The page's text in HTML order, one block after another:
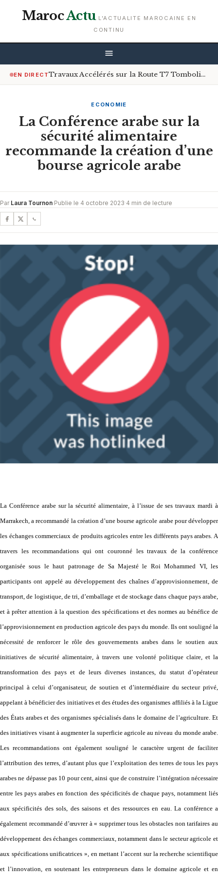
MarocActu L'ACTUALITE MAROCAINE EN
CONTINU
EN DIRECT Travaux Accélérés sur la Route T7 Tombolia à Conakry : Un Soulagement Après des Années de Galère
ECONOMIE
La Conférence arabe sur la
sécurité alimentaire
recommande la création d’une
bourse agricole arabe
Par Laura Tournon·Publie le 4 octobre 2023·4 min de lecture
La Conférence arabe sur la sécurité alimentaire, à l’issue de ses travaux mardi à
Marrakech, a recommandé la création d’une bourse agricole arabe pour développer
les échanges commerciaux de produits agricoles entre les différents pays arabes. A
travers les recommandations qui ont couronné les travaux de la conférence
organisée sous le haut patronage de Sa Majesté le Roi Mohammed VI, les
participants ont appelé au développement des chaînes d’approvisionnement, de
transport, de logistique, de tri, d’emballage et de stockage dans chaque pays arabe,
et à prêter attention à la question des spécifications et des normes au bénéfice de
l’approvisionnement en production agricole des pays du monde. Ils ont souligné la
nécessité de renforcer le rôle des gouvernements arabes dans le soutien aux
initiatives de sécurité alimentaire, à travers une volonté politique claire, et la
transformation des pays et de leurs diverses instances, du statut d’opérateur
principal à celui d’organisateur, de soutien et d’intermédiaire du secteur privé,
appelant à bénéficier des initiatives et des études des organismes affiliés à la Ligue
des États arabes et des organismes spécialisés dans le domaine de l’agriculture. Et
des initiatives visant à augmenter la superficie agricole au niveau du monde arabe.
Les recommandations ont également souligné le caractère urgent de faciliter
l’attribution des terres, d’autant plus que l’exploitation des terres de tous les pays
arabes ne dépasse pas 10 pour cent, ainsi que de construire l’intégration nécessaire
entre les pays arabes en fonction des spécificités de chaque pays, notamment liés
aux spécificités des sols, des saisons et des ressources en eau. La conférence a
également recommandé d’œuvrer à « supprimer tous les obstacles non tarifaires au
développement des échanges commerciaux, notamment dans le secteur agricole et
aux spécifications unificatrices », en mettant l’accent sur la recherche scientifique
et l’innovation, en soutenant les entrepreneurs dans le domaine agricole et en